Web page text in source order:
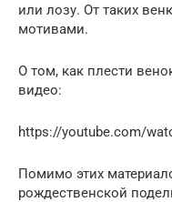
или лозу. От таких
мотивами.
О том, как плести
видео:
https://youtube.com/
Помимо этих
рождественской